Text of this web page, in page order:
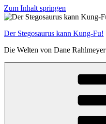
Zum Inhalt springen
Der Stegosaurus kann Kung-Fu!
Die Welten von Dane Rahlmeyer